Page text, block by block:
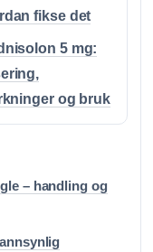
fikse det
5 mg:
og bruk
– handling og